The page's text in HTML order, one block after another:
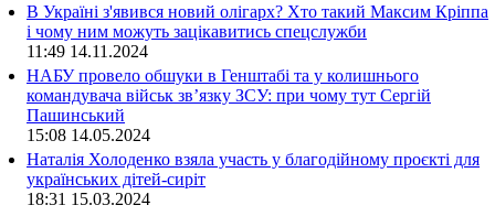
В Україні з'явився новий олігарх? Хто такий Максим Кріппа
і чому ним можуть зацікавитись спецслужби
11:49 14.11.2024
НАБУ провело обшуки в Генштабі та у колишнього
командувача військ зв’язку ЗСУ: при чому тут Сергій
Пашинський
15:08 14.05.2024
Наталія Холоденко взяла участь у благодійному проєкті для
українських дітей-сиріт
18:31 15.03.2024